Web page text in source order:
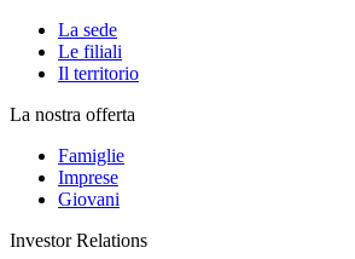
La sede
Le filiali
Il territorio
La nostra offerta
Famiglie
Imprese
Giovani
Investor Relations